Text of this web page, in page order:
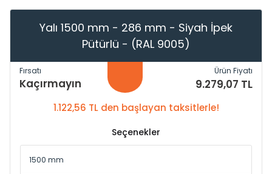
Yalı 1500 mm - 286 mm - Siyah İpek
Pütürlü - (RAL 9005)
Fırsatı
Kaçırmayın
Ürün Fiyatı
9.279,07 TL
1.122,56 TL den başlayan taksitlerle!
Seçenekler